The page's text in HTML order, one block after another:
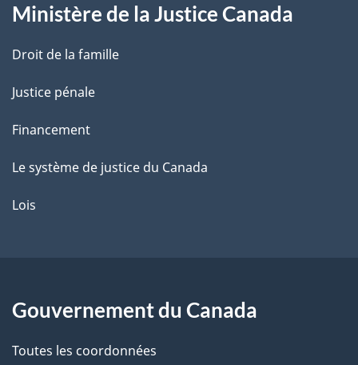
e
Ministère de la Justice Canada
Droit de la famille
Justice pénale
Financement
Le système de justice du Canada
Lois
Gouvernement du Canada
Toutes les coordonnées